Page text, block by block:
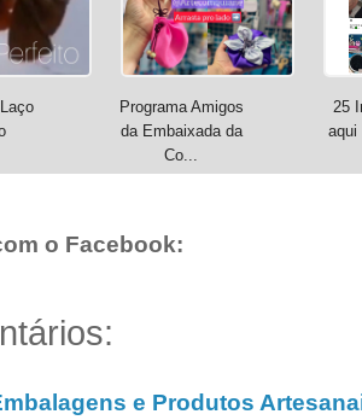
Programa Amigos
da Embaixada da
Co...
25
aqui
o Facebook:
e Produtos